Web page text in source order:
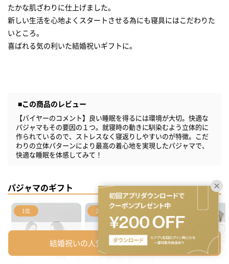
結婚祝いの人気ギフトを一覧から探す
たかな肌ざわりに仕上げました。
新しい生活を心地よくスタートさせる為にも寝具にはこだわりた
いところ。
■この商品のレビュー
【バイヤーのコメント】良い睡眠を得るには環境が大切。快適な
パジャマもその要因の１つ。就寝時の動きに馴染むよう立体的に
作られているので、ストレスなく寝返りしやすいのが特徴。こだ
わりの立体パターンにより最高の着心地を実現したパジャマで、
快適な睡眠を体感してみて！
パジャマのギフト
1位 2位